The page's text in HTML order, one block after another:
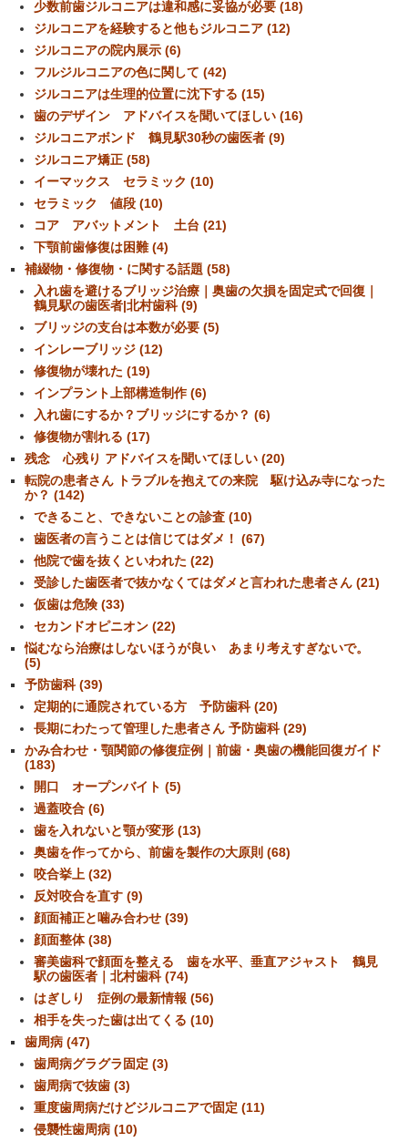
少数前歯ジルコニアは違和感に妥協が必要 (18)
ジルコニアを経験すると他もジルコニア (12)
ジルコニアの院内展示 (6)
フルジルコニアの色に関して (42)
ジルコニアは生理的位置に沈下する (15)
歯のデザイン アドバイスを聞いてほしい (16)
ジルコニアボンド 鶴見駅30秒の歯医者 (9)
ジルコニア矯正 (58)
イーマックス セラミック (10)
セラミック 値段 (10)
コア アバットメント 土台 (21)
下顎前歯修復は困難 (4)
補綴物・修復物・に関する話題 (58)
入れ歯を避けるブリッジ治療｜奥歯の欠損を固定式で回復｜
鶴見駅の歯医者|北村歯科 (9)
ブリッジの支台は本数が必要 (5)
インレーブリッジ (12)
修復物が壊れた (19)
インプラント上部構造制作 (6)
入れ歯にするか？ブリッジにするか？ (6)
修復物が割れる (17)
残念 心残り アドバイスを聞いてほしい (20)
転院の患者さん トラブルを抱えての来院 駆け込み寺になった
か？ (142)
できること、できないことの診査 (10)
歯医者の言うことは信じてはダメ！ (67)
他院で歯を抜くといわれた (22)
受診した歯医者で抜かなくてはダメと言われた患者さん (21)
仮歯は危険 (33)
セカンドオピニオン (22)
悩むなら治療はしないほうが良い あまり考えすぎないで。
(5)
予防歯科 (39)
定期的に通院されている方 予防歯科 (20)
長期にわたって管理した患者さん 予防歯科 (29)
かみ合わせ・顎関節の修復症例｜前歯・奥歯の機能回復ガイド
(183)
開口 オープンバイト (5)
過蓋咬合 (6)
歯を入れないと顎が変形 (13)
奥歯を作ってから、前歯を製作の大原則 (68)
咬合挙上 (32)
反対咬合を直す (9)
顔面補正と噛み合わせ (39)
顔面整体 (38)
審美歯科で顔面を整える 歯を水平、垂直アジャスト 鶴見
駅の歯医者｜北村歯科 (74)
はぎしり 症例の最新情報 (56)
相手を失った歯は出てくる (10)
歯周病 (47)
歯周病グラグラ固定 (3)
歯周病で抜歯 (3)
重度歯周病だけどジルコニアで固定 (11)
侵襲性歯周病 (10)